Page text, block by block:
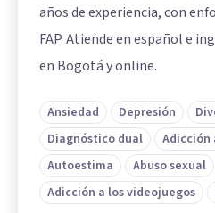
años de experiencia, con
FAP. Atiende en español e
en Bogotá y online.
Ansiedad Depresión
Diagnóstico dual
Autoestima
Abuso sexual
Adicción a los videojuegos